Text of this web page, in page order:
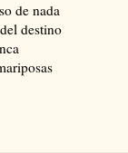
de nada
destino